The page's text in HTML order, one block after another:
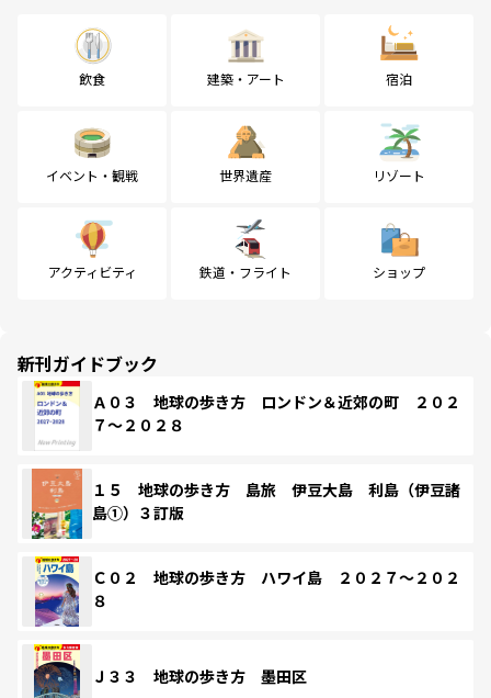
飲食 建築・アート 宿泊
イベント・観戦 世界遺産 リゾート
アクティビティ 鉄道・フライト ショップ
新刊ガイドブック
Ａ０３ 地球の歩き方 ロンドン＆近郊の町 ２０２
７～２０２８
１５ 地球の歩き方 島旅 伊豆大島 利島（伊豆諸
島①）３訂版
Ｃ０２ 地球の歩き方 ハワイ島 ２０２７～２０２
８
Ｊ３３ 地球の歩き方 墨田区